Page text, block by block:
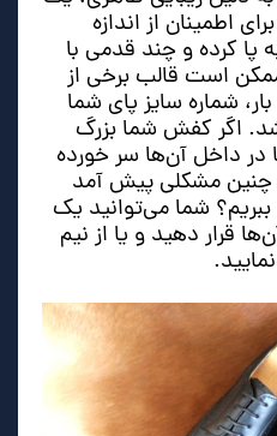
اطمینان از اندازه
کرده و چند قدمی با
است قالب برخی از
شماره سایز پای شما
اگر کفش شما بزرگ
در داخل آن‌ها سر خورده
چنین مشکلی پیش آمد
شما می‌توانید یک
قرار دهید و یا از نیم